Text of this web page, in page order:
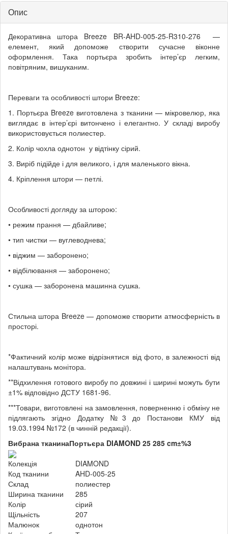
Опис
Декоративна штора Breeze BR-AHD-005-25-R310-276 —
елемент, який допоможе створити сучасне віконне
оформлення. Така портьєра зробить інтер’єр легким,
повітряним, вишуканим.
Переваги та особливості штори Breeze:
1. Портьєра Breeze виготовлена з тканини — мікровелюр, яка
виглядає в інтер’єрі витончено і елегантно. У складі виробу
використовується полиестер.
2. Колір чохла однотон у відтінку сірий.
3. Виріб підійде і для великого, і для маленького вікна.
4. Кріплення штори — петлі.
Особливості догляду за шторою:
• режим прання — дбайливе;
• тип чистки — вуглеводнева;
• віджим — заборонено;
• відбілювання — заборонено;
• сушка — заборонена машинна сушка.
Стильна штора Breeze — допоможе створити атмосферність в
просторі.
*Фактичний колір може відрізнятися від фото, в залежності від
налаштувань монітора.
**Відхилення готового виробу по довжині і ширині можуть бути
±1% відповідно ДСТУ 1681-96.
***Товари, виготовлені на замовлення, поверненню і обміну не
підлягають згідно Додатку №3 до Постанови КМУ від
19.03.1994 №172 (в чинній редакції).
Вибрана тканинаПортьєра DIAMOND 25 285 cm±%3
Колекція
DIAMOND
Код тканини
AHD-005-25
Склад
полиестер
Ширина тканини
285
Колір
сірий
Щільність
207
Малюнок
однотон